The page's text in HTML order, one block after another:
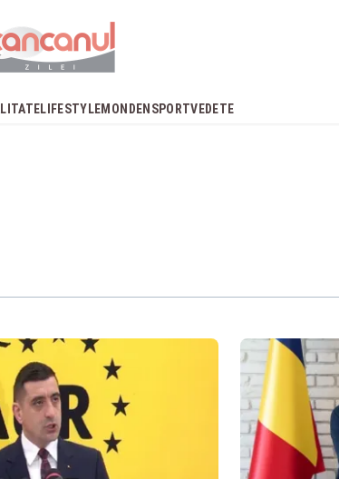
LIFESTYLEMONDEN SPORTVEDETE